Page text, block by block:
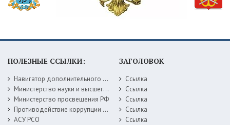
ПОЛЕЗНЫЕ ССЫЛКИ:
Навигатор дополнительного образования детей Самарской области
Министерство науки и высшего образования РФ
Министерство просвещения РФ
Противодействие коррупции Министерство образования Самарской области
АСУ РСО
ЗАГОЛОВОК
Ссылка
Ссылка
Ссылка
Ссылка
Ссылка